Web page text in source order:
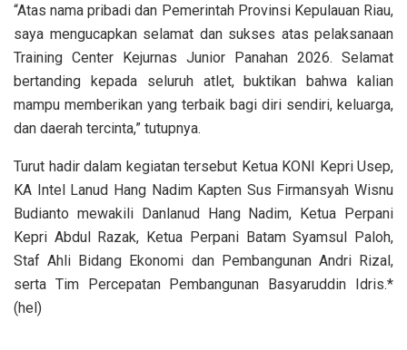
“Atas nama pribadi dan Pemerintah Provinsi Kepulauan Riau,
saya mengucapkan selamat dan sukses atas pelaksanaan
Training Center Kejurnas Junior Panahan 2026. Selamat
bertanding kepada seluruh atlet, buktikan bahwa kalian
mampu memberikan yang terbaik bagi diri sendiri, keluarga,
dan daerah tercinta,” tutupnya.
Turut hadir dalam kegiatan tersebut Ketua KONI Kepri Usep,
KA Intel Lanud Hang Nadim Kapten Sus Firmansyah Wisnu
Budianto mewakili Danlanud Hang Nadim, Ketua Perpani
Kepri Abdul Razak, Ketua Perpani Batam Syamsul Paloh,
Staf Ahli Bidang Ekonomi dan Pembangunan Andri Rizal,
serta Tim Percepatan Pembangunan Basyaruddin Idris.*
(hel)